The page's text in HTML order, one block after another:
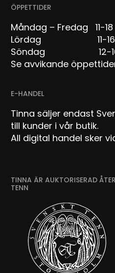
ÖPPETTIDER
Måndag – Fredag 11-18
Lördag 11-16
Söndag 12-
Se avvikande
E-HANDEL
Tinna säljer endast
till kunder i vår butik.
All digital handel sker
TINNA ÄR AUKTORISERAD
TENN